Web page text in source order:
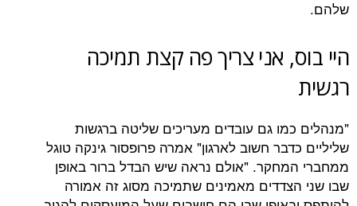
אני צריך פה קצת תמיכה
גם עובדים מעריכים שליטה ברגשות
חשוב לארגון" אמרה פרופסור גינקה טוגל
"אולם נראה שיש הבדל ברור באופן
מאמינים שתמיכה מסוג זה אמורה